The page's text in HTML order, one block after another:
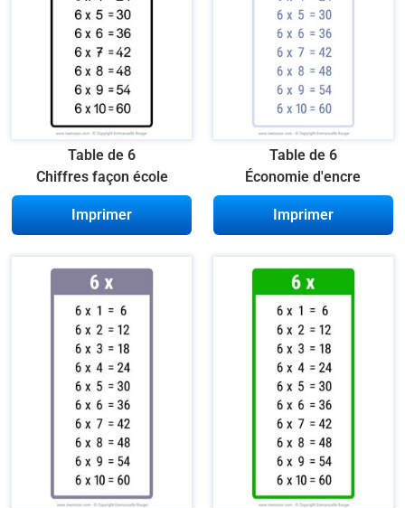
Table de 6
Chiffres façon école
Imprimer
Table de 6
Économie d'encre
Imprimer